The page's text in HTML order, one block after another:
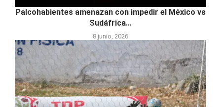
Palcohabientes amenazan con impedir el México vs
Sudáfrica...
8 junio, 2026